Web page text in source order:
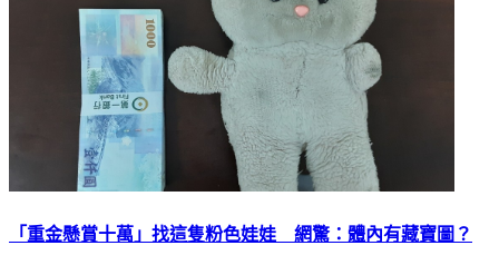
「重金懸賞十萬」找這隻粉色娃娃 網驚：體內有藏寶圖？